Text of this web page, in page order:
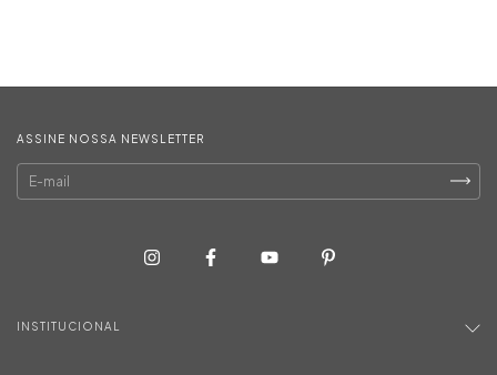
ASSINE NOSSA NEWSLETTER
INSTITUCIONAL